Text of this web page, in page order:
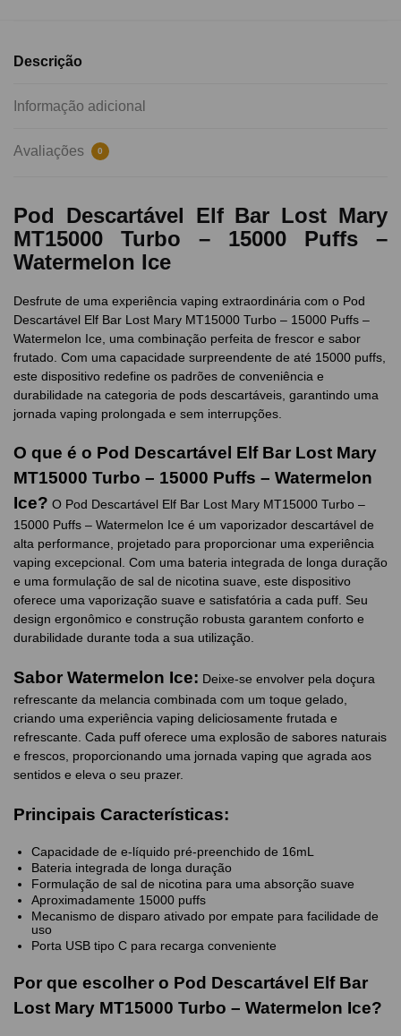
Descrição
Informação adicional
Avaliações 0
Pod Descartável Elf Bar Lost Mary
MT15000 Turbo – 15000 Puffs –
Watermelon Ice
Desfrute de uma experiência vaping extraordinária com o Pod
Descartável Elf Bar Lost Mary MT15000 Turbo – 15000 Puffs –
Watermelon Ice, uma combinação perfeita de frescor e sabor
frutado. Com uma capacidade surpreendente de até 15000 puffs,
este dispositivo redefine os padrões de conveniência e
durabilidade na categoria de pods descartáveis, garantindo uma
jornada vaping prolongada e sem interrupções.
O que é o Pod Descartável Elf Bar Lost Mary
MT15000 Turbo – 15000 Puffs – Watermelon
Ice? O Pod Descartável Elf Bar Lost Mary MT15000 Turbo –
15000 Puffs – Watermelon Ice é um vaporizador descartável de
alta performance, projetado para proporcionar uma experiência
vaping excepcional. Com uma bateria integrada de longa duração
e uma formulação de sal de nicotina suave, este dispositivo
oferece uma vaporização suave e satisfatória a cada puff. Seu
design ergonômico e construção robusta garantem conforto e
durabilidade durante toda a sua utilização.
Sabor Watermelon Ice: Deixe-se envolver pela doçura
refrescante da melancia combinada com um toque gelado,
criando uma experiência vaping deliciosamente frutada e
refrescante. Cada puff oferece uma explosão de sabores naturais
e frescos, proporcionando uma jornada vaping que agrada aos
sentidos e eleva o seu prazer.
Principais Características:
Capacidade de e-líquido pré-preenchido de 16mL
Bateria integrada de longa duração
Formulação de sal de nicotina para uma absorção suave
Aproximadamente 15000 puffs
Mecanismo de disparo ativado por empate para facilidade de
uso
Porta USB tipo C para recarga conveniente
Por que escolher o Pod Descartável Elf Bar
Lost Mary MT15000 Turbo – Watermelon Ice?